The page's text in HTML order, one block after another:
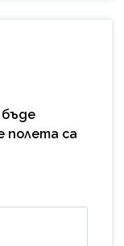
полета са